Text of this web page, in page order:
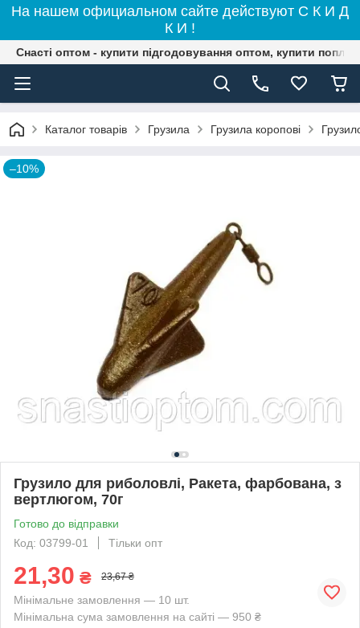
На нашем официальном сайте действуют С К И Д
К И !
Снасті оптом - купити підгодовування оптом, купити
Каталог товарів Грузила Грузила коропові
–10%
Грузило для риболовлі, Ракета, фарбована, з
вертлюгом, 70г
Готово до відправки
Код: 03799-01
Тільки опт
21,30 ₴ 23,67 ₴
Мінімальне замовлення — 10 шт.
Мінімальна сума замовлення на сайті — 950 ₴